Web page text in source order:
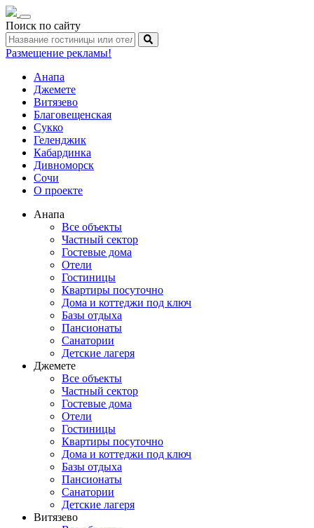
Toggle
navigation
Поиск по сайту
Размещение рекламы!
Анапа
Джемете
Витязево
Благовещенская
Сукко
Геленджик
Кабардинка
Дивноморск
Сочи
О проекте
Анапа
Все объекты
Частный сектор
Гостевые дома
Отели
Гостиницы
Квартиры посуточно
Дома и коттеджи под ключ
Базы отдыха
Пансионаты
Санатории
Детские лагеря
Джемете
Все объекты
Частный сектор
Гостевые дома
Отели
Гостиницы
Квартиры посуточно
Дома и коттеджи под ключ
Базы отдыха
Пансионаты
Санатории
Детские лагеря
Витязево